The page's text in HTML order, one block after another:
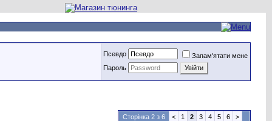
Псевдо
Запам'ятати мене
Пароль
Сторінка 2 з 6 < 1 2 3 4 5 6 >